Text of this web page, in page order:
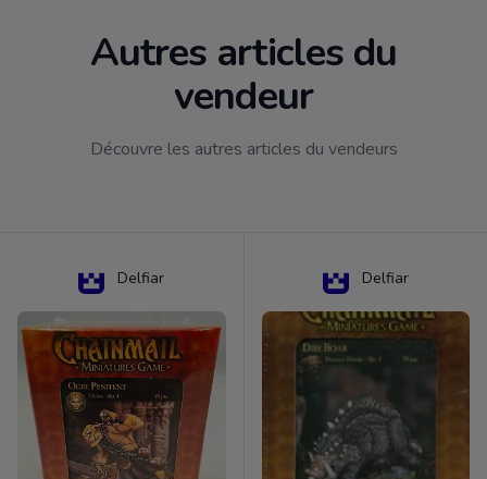
Autres articles du
vendeur
Découvre les autres articles du vendeurs
Delfiar Delfiar